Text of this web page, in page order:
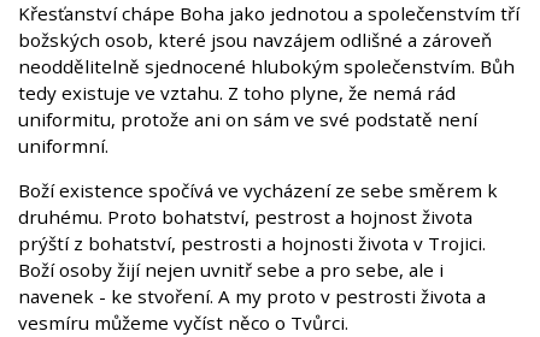
Křesťanství chápe Boha jako jednotou a společenstvím tří
božských osob, které jsou navzájem odlišné a zároveň
neoddělitelně sjednocené hlubokým společenstvím. Bůh
tedy existuje ve vztahu. Z toho plyne, že nemá rád
uniformitu, protože ani on sám ve své podstatě není
uniformní.
Boží existence spočívá ve vycházení ze sebe směrem k
druhému. Proto bohatství, pestrost a hojnost života
prýští z bohatství, pestrosti a hojnosti života v Trojici.
Boží osoby žijí nejen uvnitř sebe a pro sebe, ale i
navenek - ke stvoření. A my proto v pestrosti života a
vesmíru můžeme vyčíst něco o Tvůrci.